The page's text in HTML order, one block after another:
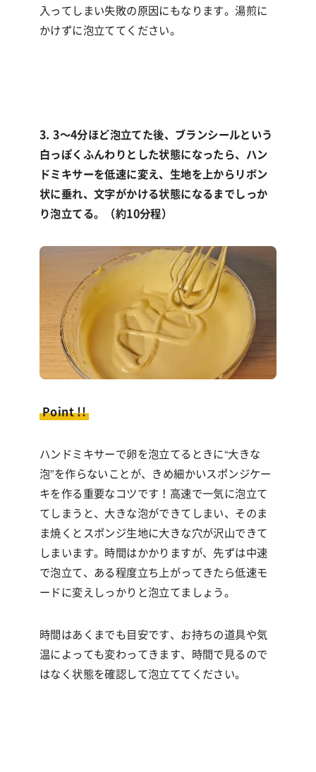
入ってしまい失敗の原因にもなります。湯煎に
かけずに泡立ててください。
3. 3〜4分ほど泡立てた後、ブランシールという
白っぽくふんわりとした状態になったら、ハン
ドミキサーを低速に変え、生地を上からリボン
状に垂れ、文字がかける状態になるまでしっか
り泡立てる。（約10分程）
Point !!
ハンドミキサーで卵を泡立てるときに“大きな
泡”を作らないことが、きめ細かいスポンジケー
キを作る重要なコツです！高速で一気に泡立て
てしまうと、大きな泡ができてしまい、そのま
ま焼くとスポンジ生地に大きな穴が沢山できて
しまいます。時間はかかりますが、先ずは中速
で泡立て、ある程度立ち上がってきたら低速モ
ードに変えしっかりと泡立てましょう。
時間はあくまでも目安です、お持ちの道具や気
温によっても変わってきます、時間で見るので
はなく状態を確認して泡立ててください。